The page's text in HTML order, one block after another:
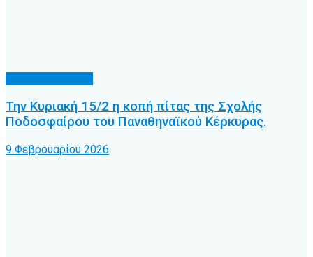
Την Κυριακή 15/2 η κοπή πίτας της Σχολής
Ποδοσφαίρου του Παναθηναϊκού Κέρκυρας.
9 Φεβρουαρίου 2026